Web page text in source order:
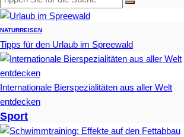
NATURREISEN
Tipps für den Urlaub im Spreewald
Internationale Bierspezialitäten aus aller Welt
entdecken
Sport